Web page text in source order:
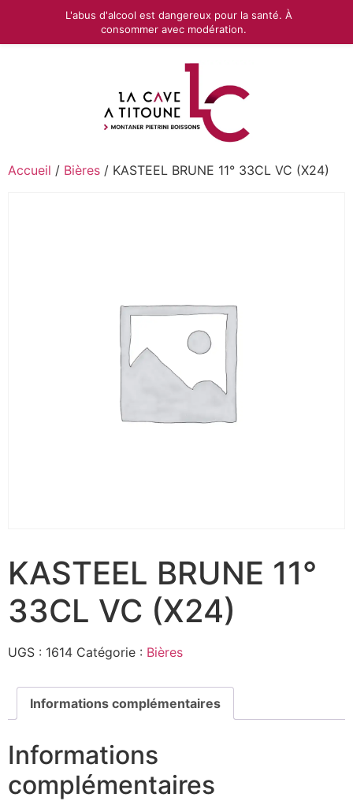
Accueil / Bières / KASTEEL BRUNE 11° 33CL VC (X24)
KASTEEL BRUNE 11°
33CL VC (X24)
UGS : 1614 Catégorie : Bières
Informations complémentaires
Informations
complémentaires
L'abus d'alcool est dangereux pour la santé. À
consommer avec modération.